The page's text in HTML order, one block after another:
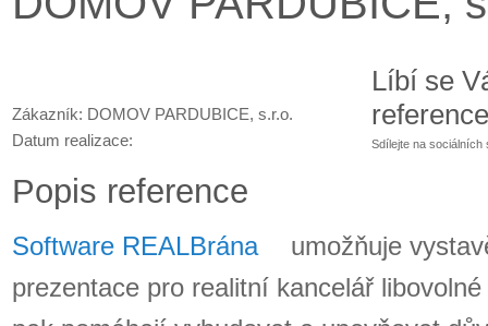
Zákazník: DOMOV PARDUBICE, s.r.o.
Datum realizace:
Líbí se
Sdílejte na sociálních
Popis reference
Software REALBrána
umožňuje
prezentace pro realitní kancelář